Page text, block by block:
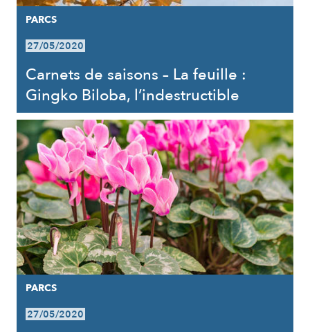
PARCS
27/05/2020
Carnets de saisons – La feuille :
Gingko Biloba, l’indestructible
PARCS
27/05/2020